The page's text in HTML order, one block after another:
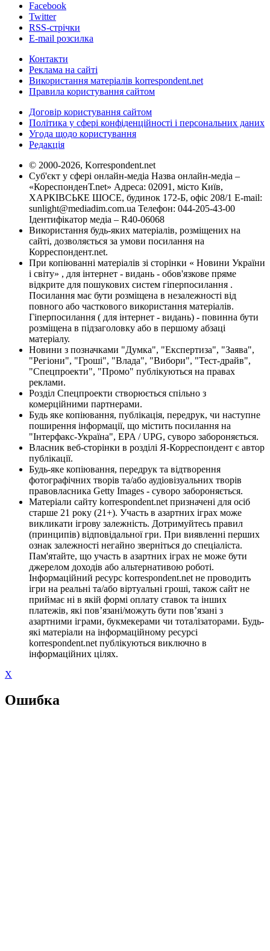
Facebook
Twitter
RSS-стрічки
E-mail розсилка
Контакти
Реклама на сайті
Використання матеріалів korrespondent.net
Правила користування сайтом
Договір користування сайтом
Політика у сфері конфіденційності і персональних даних
Угода щодо користування
Редакція
© 2000-2026, Korrespondent.net
Суб'єкт у сфері онлайн-медіа Назва онлайн-медіа –
«КореспонденТ.net» Адреса: 02091, місто Київ,
ХАРКІВСЬКЕ ШОСЕ, будинок 172-Б, офіс 208/1 E-mail:
sunlight@mediadim.com.ua Телефон: 044-205-43-00
Ідентифікатор медіа – R40-06068
Використання будь-яких матеріалів, розміщених на
сайті, дозволяється за умови посилання на
Корреспондент.net.
При копіюванні матеріалів зі сторінки « Новини України
і світу» , для інтернет - видань - обов'язкове пряме
відкрите для пошукових систем гіперпосилання .
Посилання має бути розміщена в незалежності від
повного або часткового використання матеріалів.
Гіперпосилання ( для інтернет - видань) - повинна бути
розміщена в підзаголовку або в першому абзаці
матеріалу.
Новини з позначками "Думка", "Експертиза", "Заява",
"Регіони", "Гроші", "Влада", "Вибори", "Тест-драйв",
"Спецпроекти", "Промо" публікуються на правах
реклами.
Розділ Спецпроекти створюється спільно з
комерційними партнерами.
Будь яке копіювання, публікація, передрук, чи наступне
поширення інформації, що містить посилання на
"Інтерфакс-Україна", EPA / UPG, суворо забороняється.
Власник веб-сторінки в розділі Я-Корреспондент є автор
публікації.
Будь-яке копіювання, передрук та відтворення
фотографічних творів та/або аудіовізуальних творів
правовласника Getty Images - суворо забороняється.
Матеріали сайту korrespondent.net призначені для осіб
старше 21 року (21+). Участь в азартних іграх може
викликати ігрову залежність. Дотримуйтесь правил
(принципів) відповідальної гри. При виявленні перших
ознак залежності негайно зверніться до спеціаліста.
Пам'ятайте, що участь в азартних іграх не може бути
джерелом доходів або альтернативою роботі.
Інформаційний ресурс korrespondent.net не проводить
ігри на реальні та/або віртуальні гроші, також сайт не
приймає ні в якій формі оплату ставок та інших
платежів, які пов’язані/можуть бути пов’язані з
азартними іграми, букмекерами чи тоталізаторами. Будь-
які матеріали на інформаційному ресурсі
korrespondent.net публікуються виключно в
інформаційних цілях.
X
Ошибка